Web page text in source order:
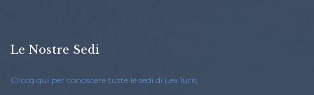
Le Nostre Sedi
Cliccq qui per conoscere tutte le sedi di Lex Iuris